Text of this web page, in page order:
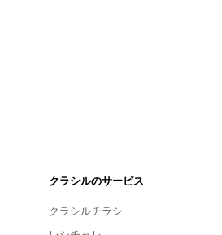
クラシルのサービス
クラシルチラシ